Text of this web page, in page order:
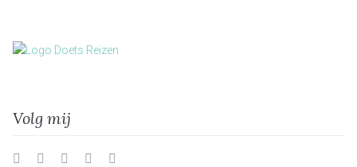
Volg mij
TwitterFacebookInstagram
Vimeo